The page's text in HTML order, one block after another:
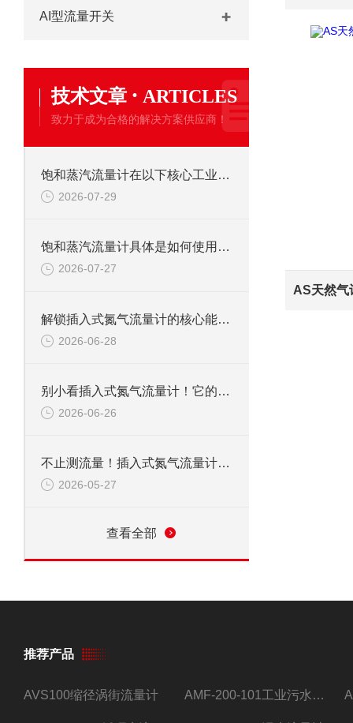
AI型流量开关
技术文章 · ARTICLES
致力于成为合格的解决方案供应商！
饱和蒸汽流量计在以下核心工业领域发挥着关键作用
2026-07-29
饱和蒸汽流量计具体是如何使用的呢？
2026-07-27
解锁插入式氮气流量计的核心能力：它如何为氮气计量“保驾护航”？
2026-06-28
别小看插入式氮气流量计！它的应用范围，远超你想象
2026-06-26
不止测流量！插入式氮气流量计，到底能覆盖多少关键领域？
2026-05-27
查看全部
推荐产品
AVS100缩径涡街流量计 AMF-200-101工业污水流量计